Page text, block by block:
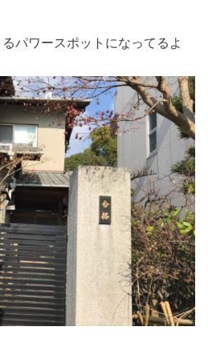
パワースポットになってるよ